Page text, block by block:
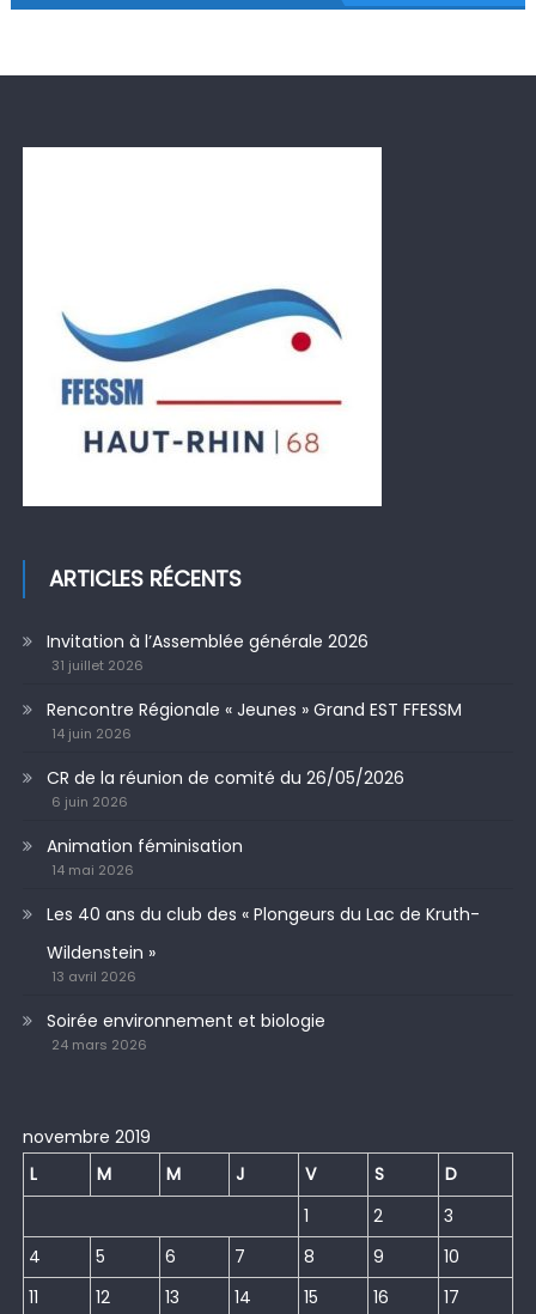
ARTICLES RÉCENTS
Invitation à l’Assemblée générale 2026
31 juillet 2026
Rencontre Régionale « Jeunes » Grand EST FFESSM
14 juin 2026
CR de la réunion de comité du 26/05/2026
6 juin 2026
Animation féminisation
14 mai 2026
Les 40 ans du club des « Plongeurs du Lac de Kruth-
Wildenstein »
13 avril 2026
Soirée environnement et biologie
24 mars 2026
novembre 2019
L
M M J V S
D
1
2
3
4
5 6 7 8 9
10
11
12 13 14 15 16 17